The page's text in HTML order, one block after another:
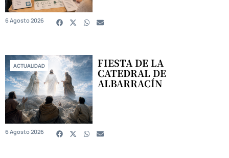
6 Agosto 2026
ACTUALIDAD FIESTA DE LA
CATEDRAL DE
ALBARRACÍN
6 Agosto 2026